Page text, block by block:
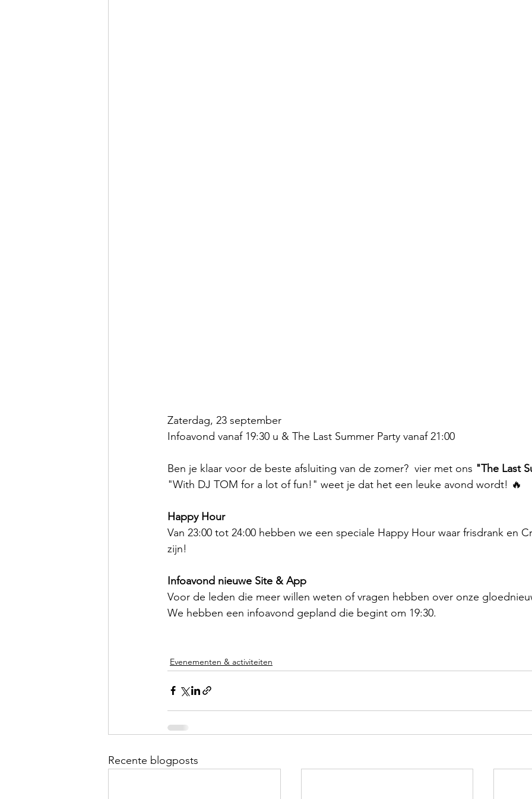
Zaterdag, 23 september
Infoavond vanaf 19:30 u & The Last Summer Party vanaf 21:00
Ben je klaar voor de beste afsluiting van de zomer?  vier met ons "The Last
"With DJ TOM for a lot of fun!" weet je dat het een leuke avond wordt! 🔥
Happy Hour
Van 23:00 tot 24:00 hebben we een speciale Happy Hour waar frisdrank en
zijn!
Infoavond nieuwe Site & App
Voor de leden die meer willen weten of vragen hebben over onze
We hebben een infoavond gepland die begint om 19:30.
Evenementen & activiteiten
Recente blogposts